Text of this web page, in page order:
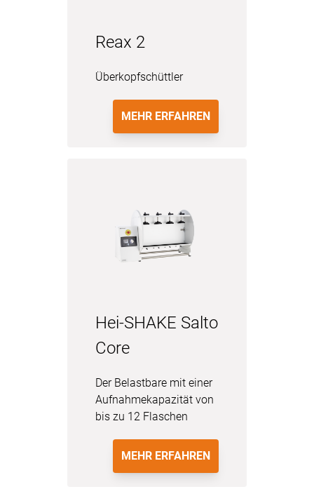
Reax 2
Überkopfschüttler
MEHR ERFAHREN
Hei-SHAKE Salto
Core
Der Belastbare mit einer
Aufnahmekapazität von
bis zu 12 Flaschen
MEHR ERFAHREN